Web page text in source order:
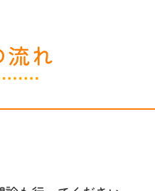
流れ